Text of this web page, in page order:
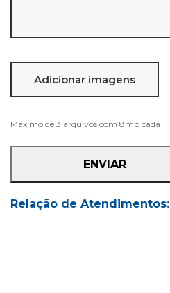
Máximo de 3 arquivos com 8mb cada
Relação de Atendimentos: